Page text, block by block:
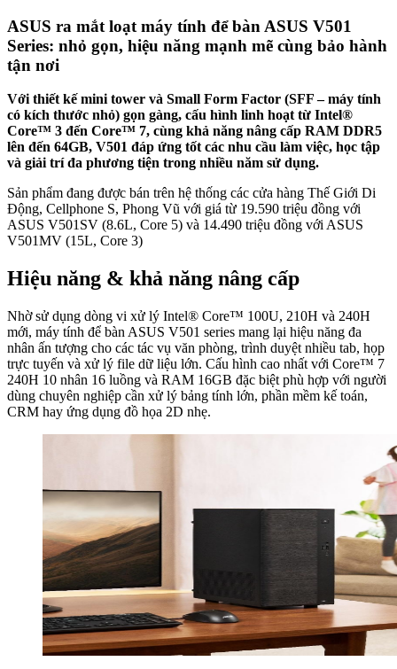
ASUS ra mắt loạt máy tính để bàn ASUS V501
Series: nhỏ gọn, hiệu năng mạnh mẽ cùng bảo hành
tận nơi
Với thiết kế mini tower và Small Form Factor (SFF – máy tính
có kích thước nhỏ) gọn gàng, cấu hình linh hoạt từ Intel®
Core™ 3 đến Core™ 7, cùng khả năng nâng cấp RAM DDR5
lên đến 64GB, V501 đáp ứng tốt các nhu cầu làm việc, học tập
và giải trí đa phương tiện trong nhiều năm sử dụng.
Sản phẩm đang được bán trên hệ thống các cửa hàng Thế Giới Di
Động, Cellphone S, Phong Vũ với giá từ 19.590 triệu đồng với
ASUS V501SV (8.6L, Core 5) và 14.490 triệu đồng với ASUS
V501MV (15L, Core 3)
Hiệu năng & khả năng nâng cấp
Nhờ sử dụng dòng vi xử lý Intel® Core™ 100U, 210H và 240H
mới, máy tính để bàn ASUS V501 series mang lại hiệu năng đa
nhân ấn tượng cho các tác vụ văn phòng, trình duyệt nhiều tab, họp
trực tuyến và xử lý file dữ liệu lớn. Cấu hình cao nhất với Core™ 7
240H 10 nhân 16 luồng và RAM 16GB đặc biệt phù hợp với người
dùng chuyên nghiệp cần xử lý bảng tính lớn, phần mềm kế toán,
CRM hay ứng dụng đồ họa 2D nhẹ.